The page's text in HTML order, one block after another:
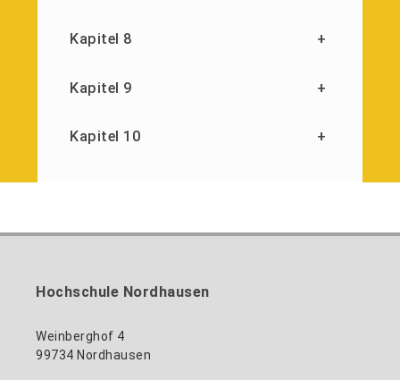
Kapitel 8 +
Kapitel 9 +
Kapitel 10 +
Hochschule Nordhausen
Weinberghof 4
99734 Nordhausen